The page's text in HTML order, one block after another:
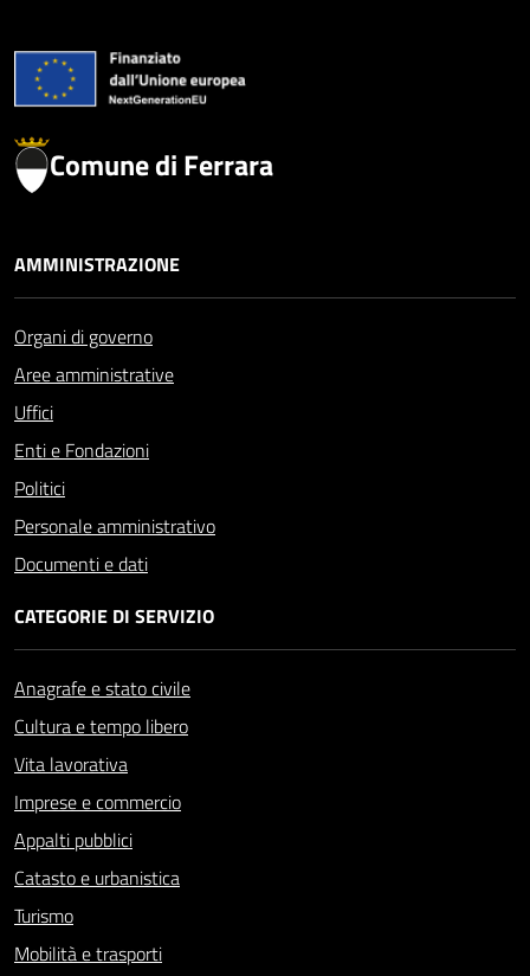
Comune di Ferrara
AMMINISTRAZIONE
Organi di governo
Aree amministrative
Uffici
Enti e Fondazioni
Politici
Personale amministrativo
Documenti e dati
CATEGORIE DI SERVIZIO
Anagrafe e stato civile
Cultura e tempo libero
Vita lavorativa
Imprese e commercio
Appalti pubblici
Catasto e urbanistica
Turismo
Mobilità e trasporti